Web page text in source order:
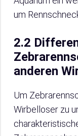
um
2.2
anderen
Um
Wirbelloser zu